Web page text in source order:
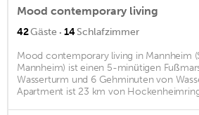
Mood contemporary living
42Gäste · 14Schlafzimmer
Mood contemporary living in Mannheim
Mannheim) ist einen 5-minütigen
Wasserturm und 6 Gehminuten von
Apartment ist 23 km von